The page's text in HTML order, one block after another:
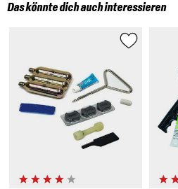
Das könnte dich auch interessieren